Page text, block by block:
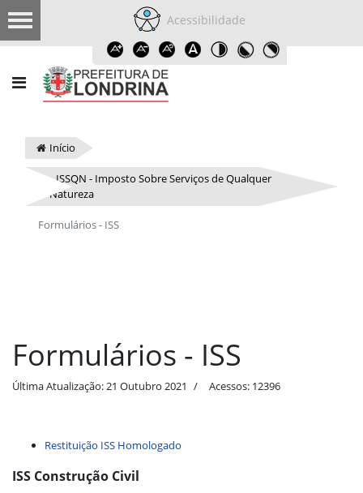
Acessibilidade
Início
ISSQN - Imposto Sobre Serviços de Qualquer
Natureza
Formulários - ISS
Formulários - ISS
Última Atualização: 21 Outubro 2021 Acessos: 12396
Restituição ISS Homologado
ISS Construção Civil